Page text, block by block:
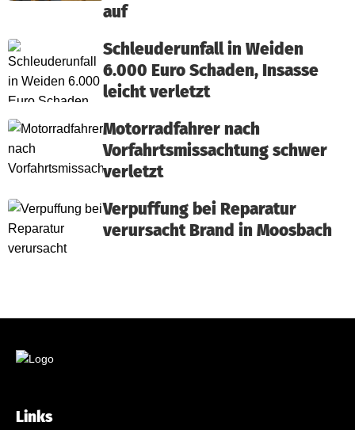
auf
Schleuderunfall in Weiden
6.000 Euro Schaden, Insasse
leicht verletzt
Motorradfahrer nach
Vorfahrtsmissachtung schwer
verletzt
Verpuffung bei Reparatur
verursacht Brand in Moosbach
Links